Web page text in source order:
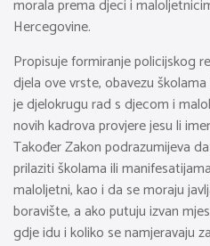
morala prema djeci i
Hercegovine.
Propisuje formiranje policijskog
djela ove vrste, obavezu
je djelokrugu rad s djecom i
novih kadrova provjere jesu li
Također Zakon podrazumijeva
prilaziti školama ili
maloljetni, kao i da se moraju
boravište, a ako putuju izvan
gdje idu i koliko se namjeravaju